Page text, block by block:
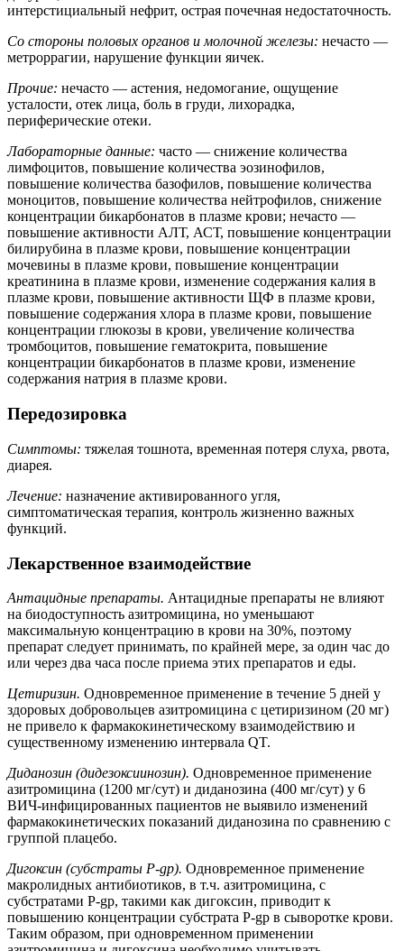
интерстициальный нефрит, острая почечная недостаточность.
Со стороны половых органов и молочной железы: нечасто —
метроррагии, нарушение функции яичек.
Прочие: нечасто — астения, недомогание, ощущение
усталости, отек лица, боль в груди, лихорадка,
периферические отеки.
Лабораторные данные: часто — снижение количества
лимфоцитов, повышение количества эозинофилов,
повышение количества базофилов, повышение количества
моноцитов, повышение количества нейтрофилов, снижение
концентрации бикарбонатов в плазме крови; нечасто —
повышение активности АЛТ, АСТ, повышение концентрации
билирубина в плазме крови, повышение концентрации
мочевины в плазме крови, повышение концентрации
креатинина в плазме крови, изменение содержания калия в
плазме крови, повышение активности ЩФ в плазме крови,
повышение содержания хлора в плазме крови, повышение
концентрации глюкозы в крови, увеличение количества
тромбоцитов, повышение гематокрита, повышение
концентрации бикарбонатов в плазме крови, изменение
содержания натрия в плазме крови.
Передозировка
Симптомы: тяжелая тошнота, временная потеря слуха, рвота,
диарея.
Лечение: назначение активированного угля,
симптоматическая терапия, контроль жизненно важных
функций.
Лекарственное взаимодействие
Антацидные препараты. Антацидные препараты не влияют
на биодоступность азитромицина, но уменьшают
максимальную концентрацию в крови на 30%, поэтому
препарат следует принимать, по крайней мере, за один час до
или через два часа после приема этих препаратов и еды.
Цетиризин. Одновременное применение в течение 5 дней у
здоровых добровольцев азитромицина с цетиризином (20 мг)
не привело к фармакокинетическому взаимодействию и
существенному изменению интервала QT.
Диданозин (дидезоксиинозин). Одновременное применение
азитромицина (1200 мг/сут) и диданозина (400 мг/сут) у 6
ВИЧ-инфицированных пациентов не выявило изменений
фармакокинетических показаний диданозина по сравнению с
группой плацебо.
Дигоксин (субстраты P-gp). Одновременное применение
макролидных антибиотиков, в т.ч. азитромицина, с
субстратами P-gp, такими как дигоксин, приводит к
повышению концентрации субстрата P-gp в сыворотке крови.
Таким образом, при одновременном применении